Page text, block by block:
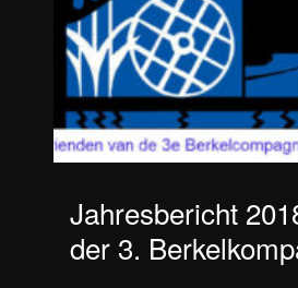
Jahresbericht
der 3.